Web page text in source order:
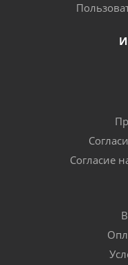
Согласие